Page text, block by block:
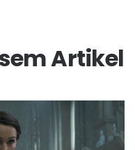
Artikel